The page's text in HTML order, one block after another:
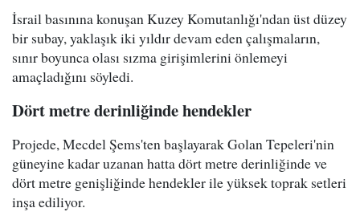
İsrail basınına konuşan Kuzey Komutanlığı'ndan üst düzey
bir subay, yaklaşık iki yıldır devam eden çalışmaların,
sınır boyunca olası sızma girişimlerini önlemeyi
amaçladığını söyledi.
Dört metre derinliğinde hendekler
Projede, Mecdel Şems'ten başlayarak Golan Tepeleri'nin
güneyine kadar uzanan hatta dört metre derinliğinde ve
dört metre genişliğinde hendekler ile yüksek toprak setleri
inşa ediliyor.